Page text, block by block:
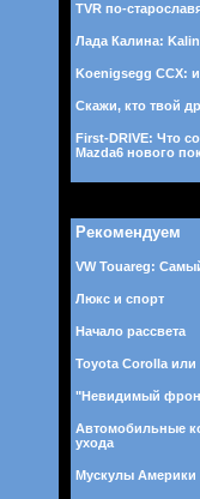
TVR по-
Лада Калина:
Koenigsegg CCX:
Скажи, кто твой
First-DRIVE: Что
Mazda6 нового
Рекомендуем
VW Touareg:
Люкс и спорт
Начало рассвета
Toyota Corolla
"Невидимый
Автомобильные
ухода
Мускулы Америки